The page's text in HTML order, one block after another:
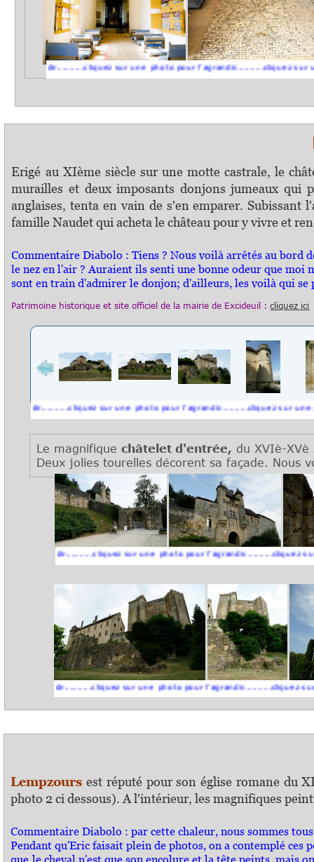
sur une photo pour l'agrandir..........cliquez sur une
Erigé au XIème siècle sur une motte castrale, le
murailles et deux imposants donjons jumeaux qui
anglaises, tenta en vain de s'en emparer. Subissant
famille Naudet qui acheta le château pour y vivre et
Commentaire Diabolo : Tiens ? Nous voilà arrêtés au bord
le nez en l'air ? Auraient ils senti une bonne odeur que moi
sont en train d'admirer le donjon; d'ailleurs, les voilà qui
Patrimoine historique et site officielde la mairie de Excideuil : cliquez ici
sur une photo pour l'agrandir..........cliquez sur une photo
Le magnifiquechâtelet d'entrée, d u XVIè-XVè
Deux jolies tourelles décorent sa façade. Nous
sur une photo pour l'agrandir..........cliquez sur une
sur une photo pour l'agrandir..........cliquez sur une
Lempzours est réputé pour son église romane du
photo 2 ci dessous). A l'intérieur, les magnifiques
Commentaire Diabolo : par cette chaleur, nous sommes
Pendant qu'Eric faisait plein de photos, on a contemplé ces
que le cheval n'est que son encolure et la tête peints, mais